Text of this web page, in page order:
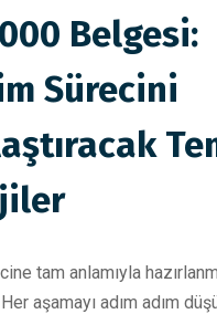
Belgesi:
Sürecini
tam anlamıyla
aşamayı adım adım